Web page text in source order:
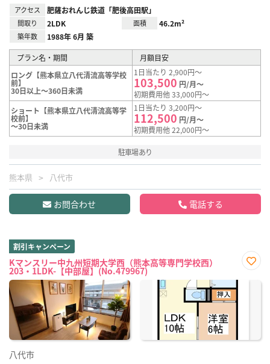
アクセス 肥薩おれんじ鉄道「肥後高田駅」
間取り 2LDK 面積 46.2m²
築年数 1988年 6月 築
プラン名・期間
月額目安
ロング【熊本県立八代清流高等学校
前】
30日以上～360日未満
1日当たり 2,900円～
103,500 円/月～
初期費用他 33,000円～
ショート【熊本県立八代清流高等学
校前】
～30日未満
1日当たり 3,200円～
112,500 円/月～
初期費用他 22,000円～
駐車場あり
熊本県 八代市
お問合わせ 電話する
割引キャンペーン
Kマンスリー中九州短期大学西（熊本高等専門学校西）
203・1LDK-【中部屋】(No.479967)
に入
八代市